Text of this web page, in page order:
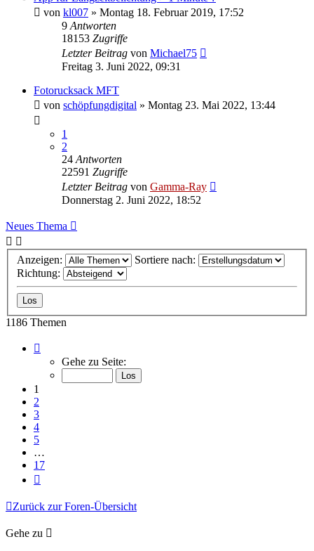
von kl007 » Montag 18. Februar 2019, 17:52
9 Antworten
18153 Zugriffe
Letzter Beitrag von Michael75
Freitag 3. Juni 2022, 09:31
Fotorucksack MFT
von schöpfungdigital » Montag 23. Mai 2022, 13:44
1
2
24 Antworten
22591 Zugriffe
Letzter Beitrag von Gamma-Ray
Donnerstag 2. Juni 2022, 18:52
Neues Thema
Anzeigen:
Sortiere nach:
Richtung:
1186 Themen
von
Gehe zu Seite:
1
2
3
4
5
…
17
Zurück zur Foren-Übersicht
Gehe zu